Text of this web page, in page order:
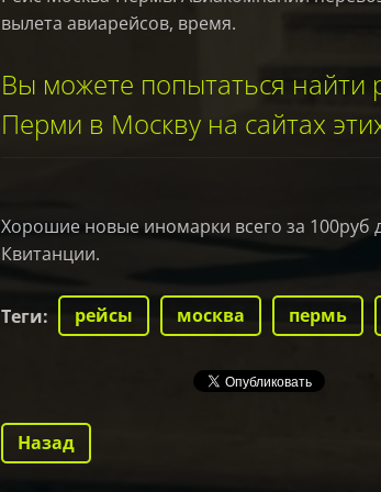
вылета авиарейсов, время.
Вы можете попытаться найти
Перми в Москву на сайтах
Хорошие новые иномарки всего за 100руб
Квитанции.
Теги: рейсы москва пермь
Назад